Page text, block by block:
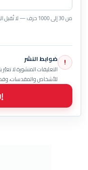
من 30 إلى 1000 حرف — لا تُقبل الروابط أو أكواد HTML.
! ضوابط النشر
التعليقات المنشورة لا
للأشخاص والمقدسات،